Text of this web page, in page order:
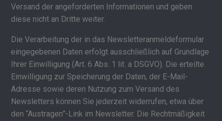
Versand der angeforderten Informationen und geben
diese nicht an Dritte weiter.
Die Verarbeitung der in das Newsletteranmeldeformular
eingegebenen Daten erfolgt ausschließlich auf Grundlage
Ihrer Einwilligung (Art. 6 Abs. 1 lit. a DSGVO). Die erteilte
Einwilligung zur Speicherung der Daten, der E-Mail-
Adresse sowie deren Nutzung zum Versand des
Newsletters können Sie jederzeit widerrufen, etwa über
den “Austragen”-Link im Newsletter. Die Rechtmäßigkeit